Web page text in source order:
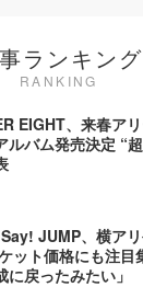
ランキング
RANKING
EIGHT、来春ア
ルバム発売決定 “
JUMP、横ア
ット価格にも注目
に戻ったみたい」